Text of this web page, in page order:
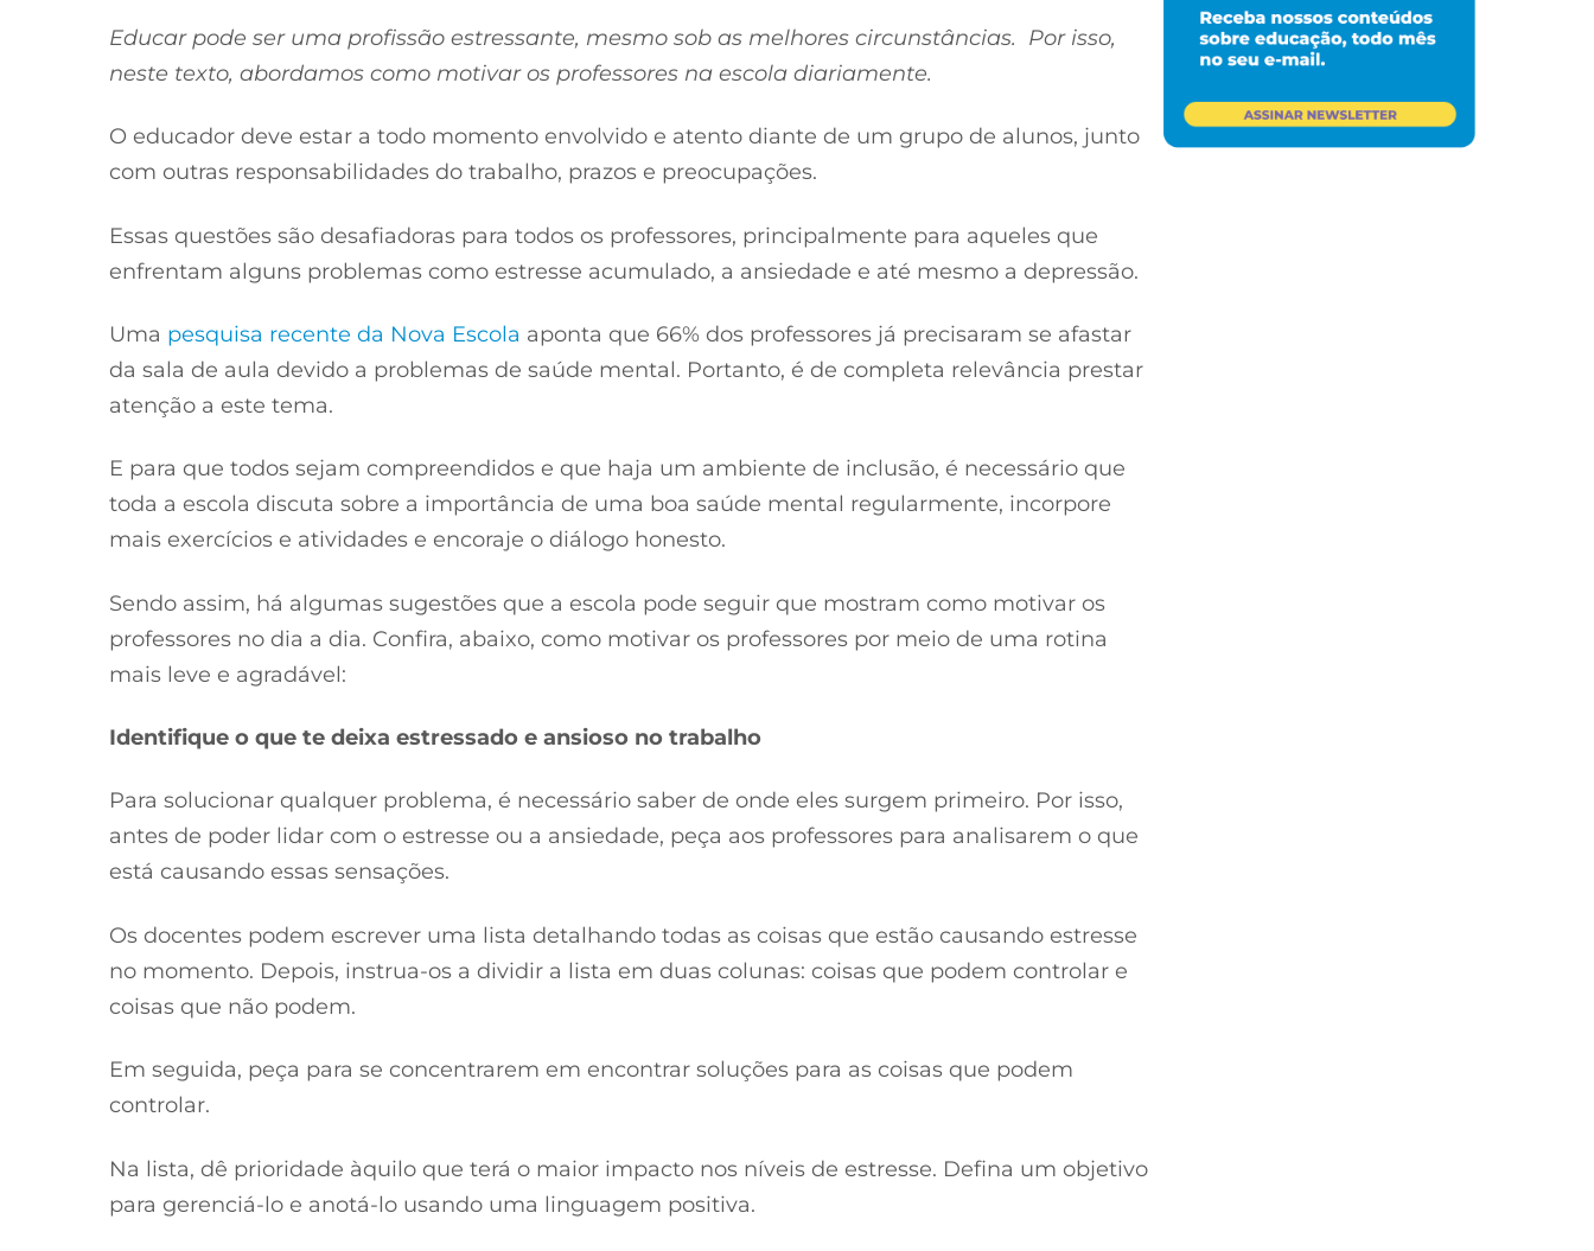
Educar pode ser uma profissão estressante, mesmo sob as melhores circunstâncias. Por isso,
neste texto, abordamos como motivar os professores na escola diariamente.
O educador deve estar a todo momento envolvido e atento diante de um grupo de alunos, junto
com outras responsabilidades do trabalho, prazos e preocupações.
Essas questões são desafiadoras para todos os professores, principalmente para aqueles que
enfrentam alguns problemas como estresse acumulado, a ansiedade e até mesmo a depressão.
Uma pesquisa recente da Nova Escola aponta que 66% dos professores já precisaram se afastar
da sala de aula devido a problemas de saúde mental. Portanto, é de completa relevância prestar
atenção a este tema.
E para que todos sejam compreendidos e que haja um ambiente de inclusão, é necessário que
toda a escola discuta sobre a importância de uma boa saúde mental regularmente, incorpore
mais exercícios e atividades e encoraje o diálogo honesto.
Sendo assim, há algumas sugestões que a escola pode seguir que mostram como motivar os
professores no dia a dia. Confira, abaixo, como motivar os professores por meio de uma rotina
mais leve e agradável:
Identifique o que te deixa estressado e ansioso no trabalho
Para solucionar qualquer problema, é necessário saber de onde eles surgem primeiro. Por isso,
antes de poder lidar com o estresse ou a ansiedade, peça aos professores para analisarem o que
está causando essas sensações.
Os docentes podem escrever uma lista detalhando todas as coisas que estão causando estresse
no momento. Depois, instrua-os a dividir a lista em duas colunas: coisas que podem controlar e
coisas que não podem.
Em seguida, peça para se concentrarem em encontrar soluções para as coisas que podem
controlar.
Na lista, dê prioridade àquilo que terá o maior impacto nos níveis de estresse. Defina um objetivo
para gerenciá-lo e anotá-lo usando uma linguagem positiva.